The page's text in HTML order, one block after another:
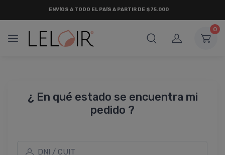
ENVÍOS A TODO EL PAÍS A PARTIR DE $75.000
0
¿ En qué estado se encuentra mi
pedido ?